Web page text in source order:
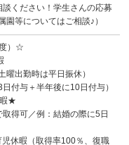
ください！学生さんの応募
園等についてはご相談♪）
）☆
曜出勤時は平日振休）
付与＋半年後に10日付与）
★
取得可／例：結婚の際に5日
児休暇（取得率100％、復職